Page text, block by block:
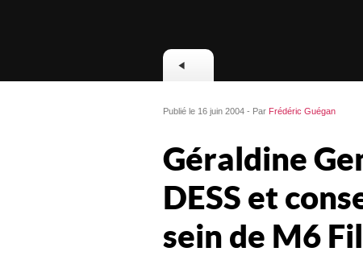
Publié le 16 juin 2004 - Par Frédéric Guégan
Géraldine
DESS et
sein de M6